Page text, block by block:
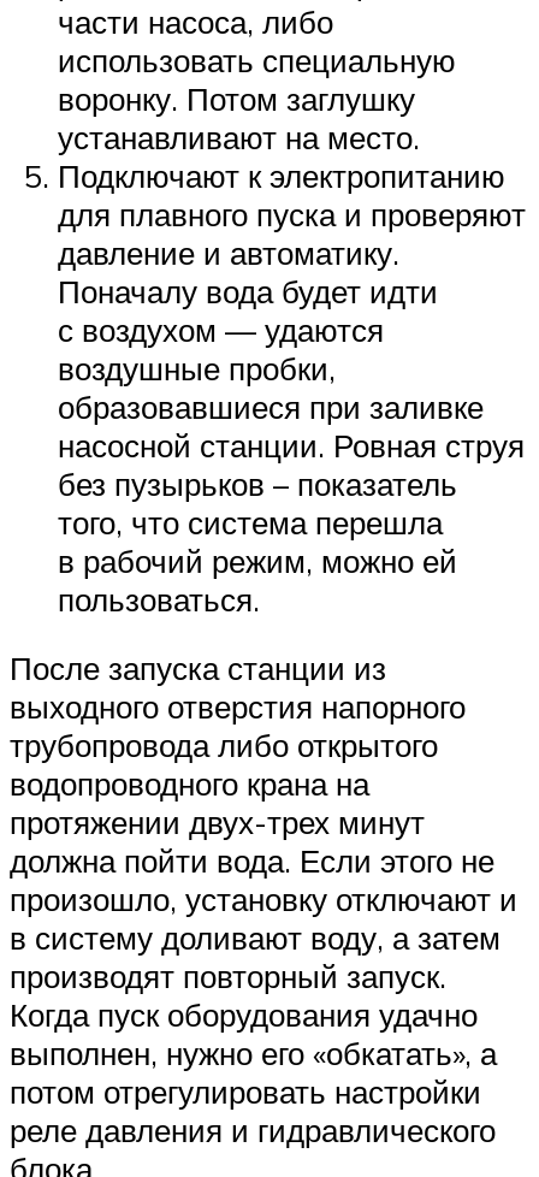
части насоса, либо
использовать специальную
воронку. Потом заглушку
устанавливают на место.
Подключают к электропитанию
для плавного пуска и проверяют
давление и автоматику.
Поначалу вода будет идти
с воздухом — удаются
воздушные пробки,
образовавшиеся при заливке
насосной станции. Ровная струя
без пузырьков – показатель
того, что система перешла
в рабочий режим, можно ей
пользоваться.
После запуска станции из
выходного отверстия напорного
трубопровода либо открытого
водопроводного крана на
протяжении двух-трех минут
должна пойти вода. Если этого не
произошло, установку отключают и
в систему доливают воду, а затем
производят повторный запуск.
Когда пуск оборудования удачно
выполнен, нужно его «обкатать», а
потом отрегулировать настройки
реле давления и гидравлического
блока.